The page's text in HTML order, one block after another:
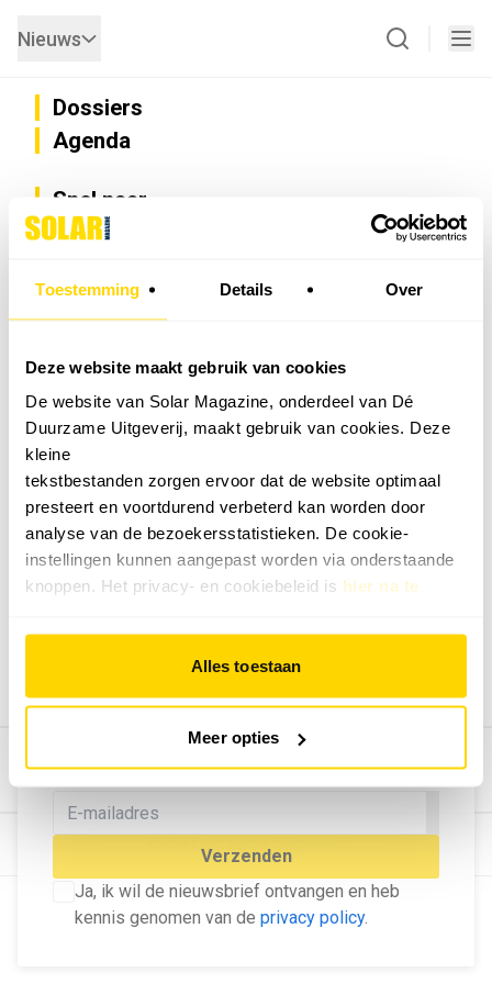
Toestemming Details Over
Deze website maakt gebruik van cookies
De website van Solar Magazine, onderdeel van Dé
Duurzame Uitgeverij, maakt gebruik van cookies. Deze
kleine
tekstbestanden zorgen ervoor dat de website optimaal
presteert en voortdurend verbeterd kan worden door
analyse van de bezoekersstatistieken. De cookie-
instellingen kunnen aangepast worden via onderstaande
knoppen. Het privacy- en cookiebeleid is hier na te
Alles toestaan
Meer opties
MELD U AAN VOOR ONZE
NIEUWSBRIEF
Blijf op de hoogte van het laatste nieuws!
Verzenden
Ja, ik wil de nieuwsbrief ontvangen en heb
kennis genomen van de privacy policy.
Nieuws
Dossiers
Agenda
Snel naar
Privacy
Nieuwsbrief
Vacatures
Installateurzoeker
Cookievoorkeuren wijzigen
English
Geef ons feedback
Vertel ons wat je van onze website vindt.
Tip de redactie
Bekijk hier de mogelijkheden.
© Dé Duurzame Uitgeverij